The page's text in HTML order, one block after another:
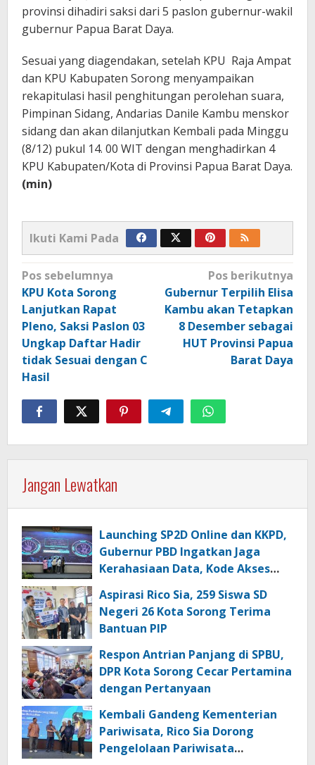
provinsi dihadiri saksi dari 5 paslon gubernur-wakil
gubernur Papua Barat Daya.
Sesuai yang diagendakan, setelah KPU Raja Ampat
dan KPU Kabupaten Sorong menyampaikan
rekapitulasi hasil penghitungan perolehan suara,
Pimpinan Sidang, Andarias Danile Kambu menskor
sidang dan akan dilanjutkan Kembali pada Minggu
(8/12) pukul 14. 00 WIT dengan menghadirkan 4
KPU Kabupaten/Kota di Provinsi Papua Barat Daya.
(min)
Ikuti Kami Pada
Navigasi
pos
Pos sebelumnya
KPU Kota Sorong
Lanjutkan Rapat
Pleno, Saksi Paslon 03
Ungkap Daftar Hadir
tidak Sesuai dengan C
Hasil
Pos berikutnya
Gubernur Terpilih Elisa
Kambu akan Tetapkan
8 Desember sebagai
HUT Provinsi Papua
Barat Daya
Jangan Lewatkan
Launching SP2D Online dan KKPD,
Gubernur PBD Ingatkan Jaga
Kerahasiaan Data, Kode Akses
Aspirasi Rico Sia, 259 Siswa SD
Negeri 26 Kota Sorong Terima
Bantuan PIP
Respon Antrian Panjang di SPBU,
DPR Kota Sorong Cecar Pertamina
dengan Pertanyaan
Kembali Gandeng Kementerian
Pariwisata, Rico Sia Dorong
Pengelolaan Pariwisata